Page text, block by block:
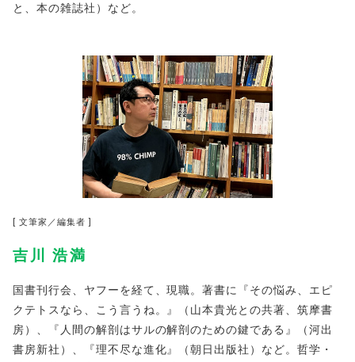
と、本の雑誌社）など。
[ 文筆家／編集者 ]
吉川 浩満
国書刊行会、ヤフーを経て、現職。著書に『その悩み、エピ
クテトスなら、こう言うね。』（山本貴光との共著、筑摩書
房）、『人間の解剖はサルの解剖のための鍵である』（河出
書房新社）、『理不尽な進化』（朝日出版社）など。哲学・